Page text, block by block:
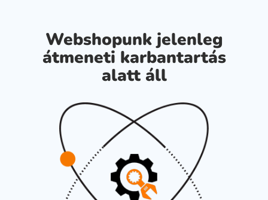
Webshopunk jelenleg
átmeneti karbantartás
alatt áll